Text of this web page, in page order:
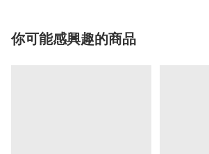
你可能感興趣的商品